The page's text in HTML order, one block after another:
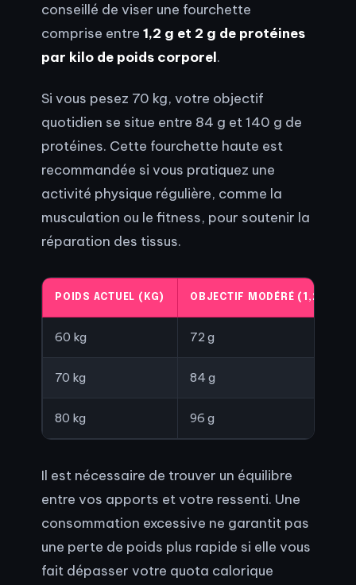
conseillé de viser une fourchette
comprise entre 1,2 g et 2 g de protéines
par kilo de poids corporel.
Si vous pesez 70 kg, votre objectif
quotidien se situe entre 84 g et 140 g de
protéines. Cette fourchette haute est
recommandée si vous pratiquez une
activité physique régulière, comme la
musculation ou le fitness, pour soutenir la
réparation des tissus.
POIDS ACTUEL (KG) OBJECTIF MODÉRÉ (1,2G/KG)
60 kg 72 g
70 kg 84 g
80 kg 96 g
Il est nécessaire de trouver un équilibre
entre vos apports et votre ressenti. Une
consommation excessive ne garantit pas
une perte de poids plus rapide si elle vous
fait dépasser votre quota calorique